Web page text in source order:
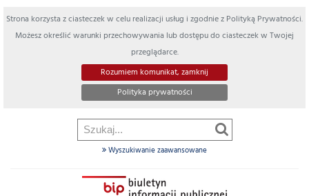
Strona korzysta z ciasteczek w celu realizacji usług i zgodnie z Polityką Prywatności.
Możesz określić warunki przechowywania lub dostępu do ciasteczek w Twojej
przeglądarce.
Rozumiem komunikat, zamknij
Polityka prywatności
Wyszukiwanie zaawansowane